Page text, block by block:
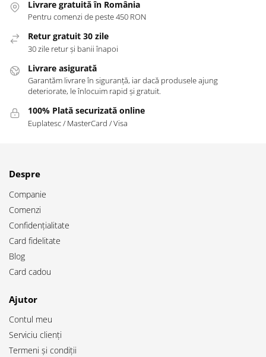
Livrare gratuită în România
Pentru comenzi de peste 450 RON
Retur gratuit 30 zile
30 zile retur și banii înapoi
Livrare asigurată
Garantăm livrare în siguranță, iar dacă produsele ajung
deteriorate, le înlocuim rapid și gratuit.
100% Plată securizată online
Euplatesc / MasterCard / Visa
Despre
Companie
Comenzi
Confidențialitate
Card fidelitate
Blog
Card cadou
Ajutor
Contul meu
Serviciu clienți
Termeni și condiții